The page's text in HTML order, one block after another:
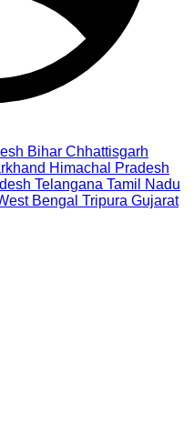
Bihar Chhattisgarh
Himachal Pradesh
Telangana Tamil Nadu
Bengal Tripura Gujarat